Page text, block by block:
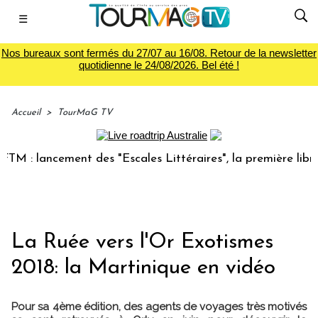
☰
Nos bureaux sont fermés du 27/07 au 16/08. Retour de la newsletter
quotidienne le 24/08/2026. Bel été !
Accueil > TourMaG TV
: lancement des "Escales Littéraires", la première librairie
La Ruée vers l'Or Exotismes
2018: la Martinique en vidéo
Pour sa 4ème édition, des agents de voyages très motivés